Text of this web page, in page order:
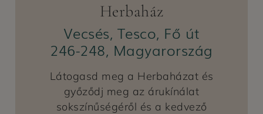
Herbaház
Vecsés, Tesco, Fő út
246-248, Magyarország
Látogasd meg a Herbaházat és
győződj meg az árukínálat
sokszínűségéről és a kedvező